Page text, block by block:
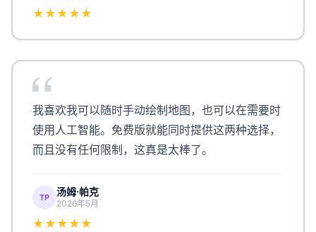
★★★★★
我喜欢我可以随时手动绘制地图，也可以在需要时
使用人工智能。免费版就能同时提供这两种选择，
而且没有任何限制，这真是太棒了。
TP 汤姆·帕克
2026年5月
★★★★★